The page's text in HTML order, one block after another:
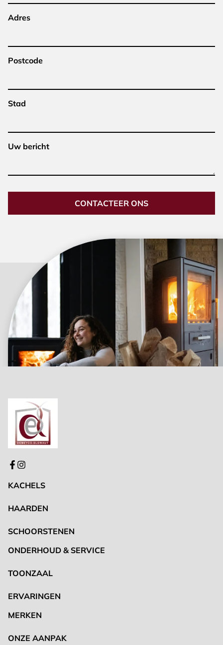
Adres
Postcode
Stad
Uw bericht
CONTACTEER ONS
KACHELS
HAARDEN
SCHOORSTENEN
ONDERHOUD & SERVICE
TOONZAAL
ERVARINGEN
MERKEN
ONZE AANPAK